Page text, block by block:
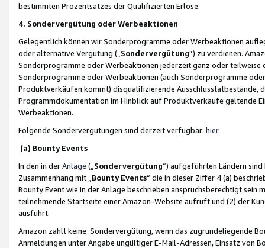
bestimmten Prozentsatzes der Qualifizierten Erlöse.
4. Sondervergütung oder Werbeaktionen
Gelegentlich können wir Sonderprogramme oder Werbeaktionen
oder alternative Vergütung („ Sondervergütung”) zu verdienen.
Sonderprogramme oder Werbeaktionen jederzeit ganz oder
Sonderprogramme oder Werbeaktionen (auch Sonderprogramme
Produktverkäufen kommt) disqualifizierende Ausschlusstatbestände,
Programmdokumentation im Hinblick auf Produktverkäufe geltende
Werbeaktionen.
Folgende Sondervergütungen sind derzeit verfügbar: hier.
(a) Bounty Events
In den in derAnlage („ Sondervergütung“) aufgeführten Ländern
Zusammenhang mit „ Bounty Events“ die in dieser Ziffer 4 (a)
Bounty Event wie in der Anlage beschrieben anspruchsberechtigt sein
teilnehmende Startseite einer Amazon-Website aufruft und (2) der
ausführt.
Amazon zahlt keine Sondervergütung, wenn das zugrundeliegende
Anmeldungen unter Angabe ungültiger E-Mail-Adressen, Einsatz von